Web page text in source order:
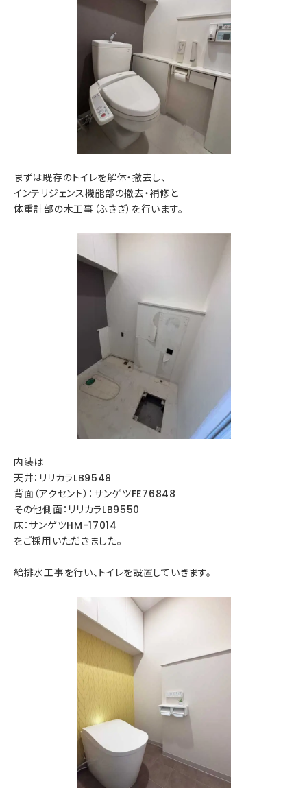
まずは既存のトイレを解体・撤去し、
インテリジェンス機能部の撤去・補修と
体重計部の木工事（ふさぎ）を行います。
内装は
天井：リリカラLB9548
背面（アクセント）：サンゲツFE76848
その他側面：リリカラLB9550
床：サンゲツHM-17014
をご採用いただきました。
給排水工事を行い、トイレを設置していきます。